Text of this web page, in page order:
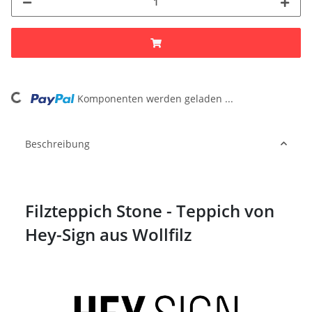
Komponenten werden geladen ...
Beschreibung
Filzteppich Stone - Teppich von
Hey-Sign aus Wollfilz